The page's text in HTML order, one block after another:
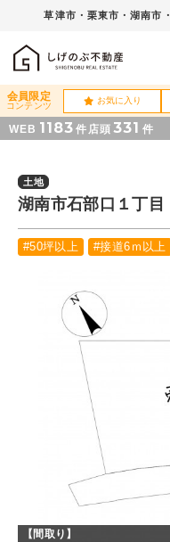
草津市・栗東市・湖南市・
会員限定
コンテンツ
お気に入り
WEB 1183 件 店頭 331 件
土地
湖南市石部口１丁目
#50坪以上 #接道6ｍ以上
【間取り】